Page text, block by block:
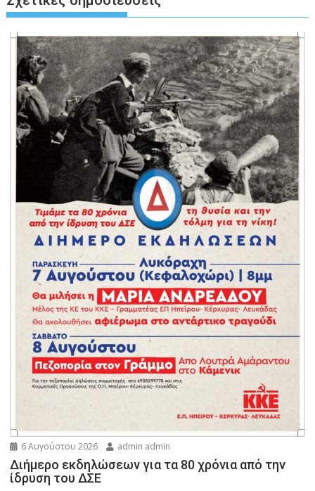
6 Αυγούστου 2026 admin admin
Διήμερο εκδηλώσεων για τα 80 χρόνια από την
ίδρυση του ΔΣΕ